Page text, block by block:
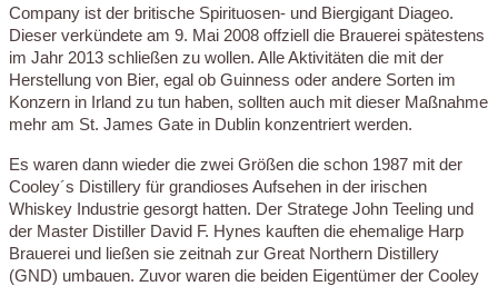
Company ist der britische Spirituosen- und Biergigant Diageo.
Dieser verkündete am 9. Mai 2008 offziell die Brauerei spätestens
im Jahr 2013 schließen zu wollen. Alle Aktivitäten die mit der
Herstellung von Bier, egal ob Guinness oder andere Sorten im
Konzern in Irland zu tun haben, sollten auch mit dieser Maßnahme
mehr am St. James Gate in Dublin konzentriert werden.
Es waren dann wieder die zwei Größen die schon 1987 mit der
Cooley´s Distillery für grandioses Aufsehen in der irischen
Whiskey Industrie gesorgt hatten. Der Stratege John Teeling und
der Master Distiller David F. Hynes kauften die ehemalige Harp
Brauerei und ließen sie zeitnah zur Great Northern Distillery
(GND) umbauen. Zuvor waren die beiden Eigentümer der Cooley